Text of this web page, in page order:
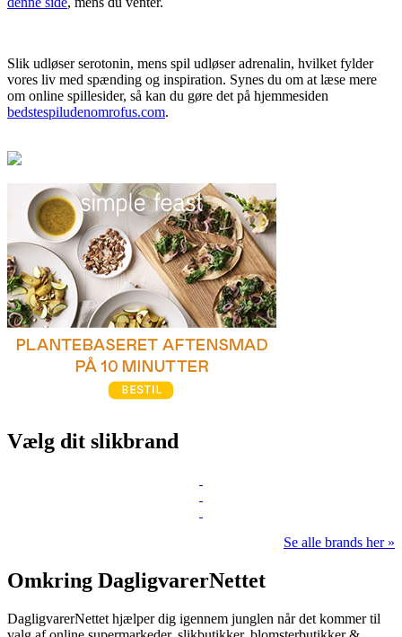
Slik udløser serotonin, mens spil udløser adrenalin, hvilket fylder
vores liv med spænding og inspiration. Synes du om at læse mere
om online spillesider, så kan du gøre det på hjemmesiden
bedstespiludenomrofus.com.
Vælg dit slikbrand
Se alle brands her »
Omkring DagligvarerNettet
DagligvarerNettet hjælper dig igennem junglen når det kommer til